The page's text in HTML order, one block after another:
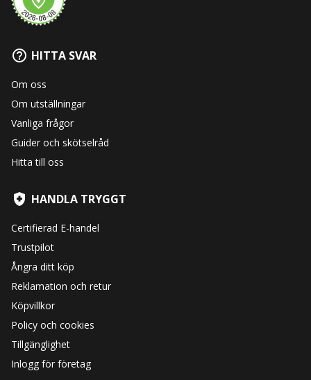
HITTA SVAR
Om oss
Om utställningar
Vanliga frågor
Guider och skötselråd
Hitta till oss
HANDLA TRYGGT
Certifierad E-handel
Trustpilot
Ångra ditt köp
Reklamation och retur
Köpvillkor
Policy och cookies
Tillgänglighet
Inlogg för företag